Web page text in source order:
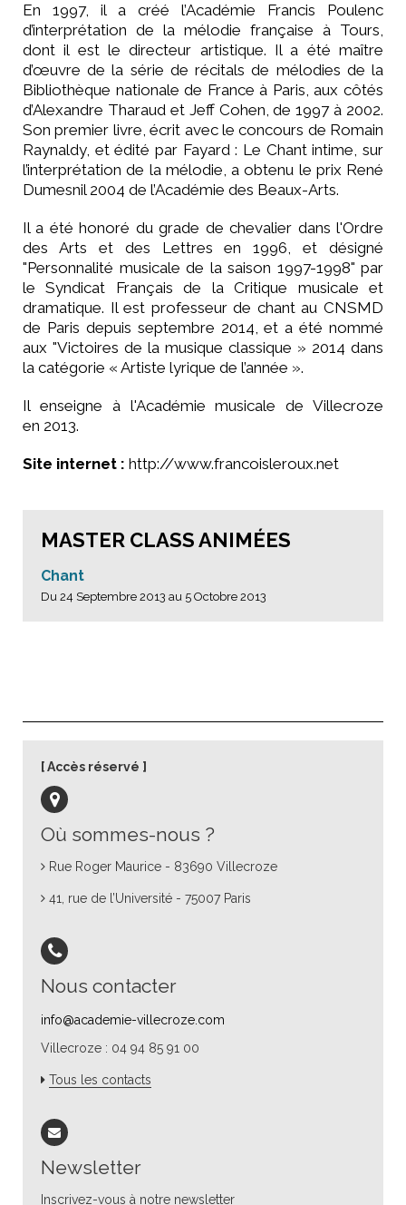
En 1997, il a créé l’Académie Francis Poulenc
d’interprétation de la mélodie française à Tours,
dont il est le directeur artistique. Il a été maître
d’œuvre de la série de récitals de mélodies de la
Bibliothèque nationale de France à Paris, aux côtés
d’Alexandre Tharaud et Jeff Cohen, de 1997 à 2002.
Son premier livre, écrit avec le concours de Romain
Raynaldy, et édité par Fayard : Le Chant intime, sur
l’interprétation de la mélodie, a obtenu le prix René
Dumesnil 2004 de l’Académie des Beaux-Arts.
Il a été honoré du grade de chevalier dans l'Ordre
des Arts et des Lettres en 1996, et désigné
"Personnalité musicale de la saison 1997-1998" par
le Syndicat Français de la Critique musicale et
dramatique. Il est professeur de chant au CNSMD
de Paris depuis septembre 2014, et a été nommé
aux "Victoires de la musique classique » 2014 dans
la catégorie « Artiste lyrique de l’année ».
Il enseigne à l'Académie musicale de Villecroze
en 2013.
Site internet : http://www.francoisleroux.net
MASTER CLASS ANIMÉES
Chant
Du 24 Septembre 2013 au 5 Octobre 2013
Où sommes-nous ?
Rue Roger Maurice - 83690 Villecroze
41, rue de l’Université - 75007 Paris
Nous contacter
info@academie-villecroze.com
Villecroze : 04 94 85 91 00
Tous les contacts
Newsletter
Inscrivez-vous à notre newsletter
Accès réservé